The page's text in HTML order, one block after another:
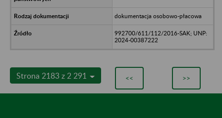
dokumentacja osobowo-płacowa
992700/611/112/2016-SAK; UNP:
2024-00387222
Strona 2183 z 2 291 << >>